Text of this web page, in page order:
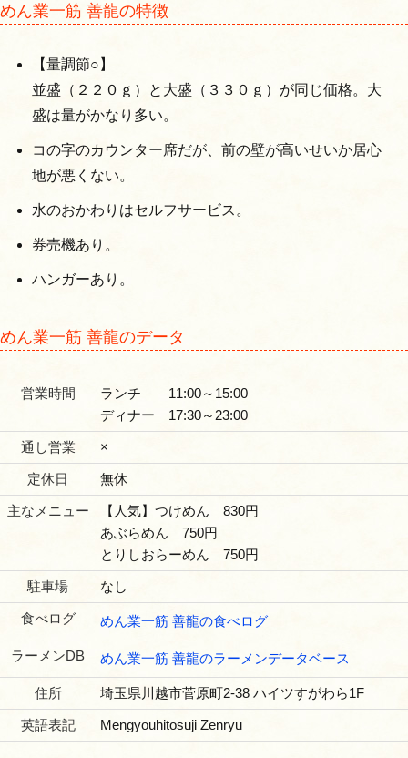
めん業一筋 善龍の特徴
【量調節○】
並盛（２２０ｇ）と大盛（３３０ｇ）が同じ価格。大
盛は量がかなり多い。
コの字のカウンター席だが、前の壁が高いせいか居心
地が悪くない。
水のおかわりはセルフサービス。
券売機あり。
ハンガーあり。
めん業一筋 善龍のデータ
営業時間
ランチ 11:00～15:00
ディナー 17:30～23:00
通し営業 ×
定休日 無休
主なメニュー
【人気】つけめん 830円
あぶらめん 750円
とりしおらーめん 750円
駐車場 なし
食べログ めん業一筋 善龍の食べログ
ラーメンDB めん業一筋 善龍のラーメンデータベース
住所 埼玉県川越市菅原町2-38 ハイツすがわら1F
英語表記 Mengyouhitosuji Zenryu